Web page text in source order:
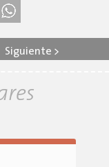
Siguiente >